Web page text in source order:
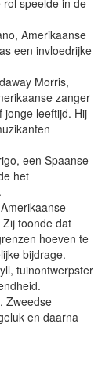
speelde in de
Amerikaanse
een invloedrijke
Morris,
zanger
jonge leeftijd. Hij
een Spaanse
het
toonde dat
hoeven te
bijdrage.
tuinontwerpster
Zweedse
en daarna